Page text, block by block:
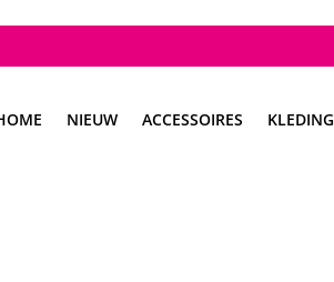
NIEUW ACCESSOIRES KLEDING